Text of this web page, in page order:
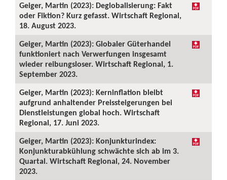
Geiger, Martin (2023): Deglobalisierung: Fakt
oder Fiktion? Kurz gefasst. Wirtschaft Regional,
18. August 2023.
Geiger, Martin (2023): Globaler Güterhandel
funktioniert nach Verwerfungen insgesamt
wieder reibungsloser. Wirtschaft Regional, 1.
September 2023.
Geiger, Martin (2023): Kerninflation bleibt
aufgrund anhaltender Preissteigerungen bei
Dienstleistungen global hoch. Wirtschaft
Regional, 17. Juni 2023.
Geiger, Martin (2023): Konjunkturindex:
Konjunkturabkühlung schwächte sich ab im 3.
Quartal. Wirtschaft Regional, 24. November
2023.